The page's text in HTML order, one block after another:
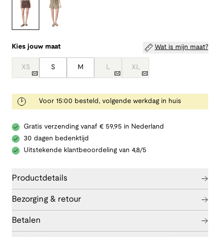
Kies jouw maat Wat is mijn maat?
XS S M L XL
Voor 15:00 besteld, volgende werkdag in huis
Gratis verzending vanaf € 59,95 in Nederland
30 dagen bedenktijd
Uitstekende klantbeoordeling van 4,8/5
Productdetails
Bezorging & retour
Betalen